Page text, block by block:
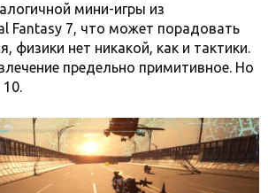
мини-игры из
Fantasy 7, что может порадовать
физики нет никакой, как и тактики.
предельно примитивное. Но